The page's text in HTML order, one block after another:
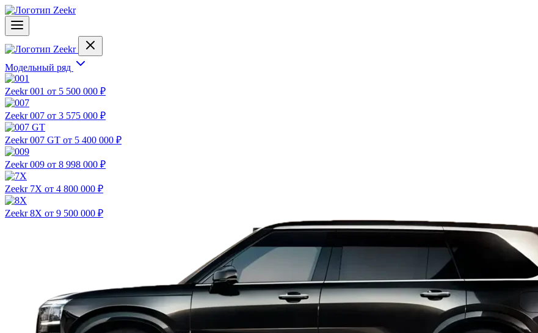
Модельный ряд
Zeekr 001 от 5 500 000 ₽
Zeekr 007 от 3 575 000 ₽
Zeekr 007 GT от 5 400 000 ₽
Zeekr 009 от 8 998 000 ₽
Zeekr 7X от 4 800 000 ₽
Zeekr 8X от 9 500 000 ₽